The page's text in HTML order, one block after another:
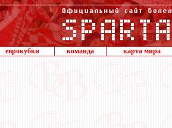
еврокубки команда карта мира